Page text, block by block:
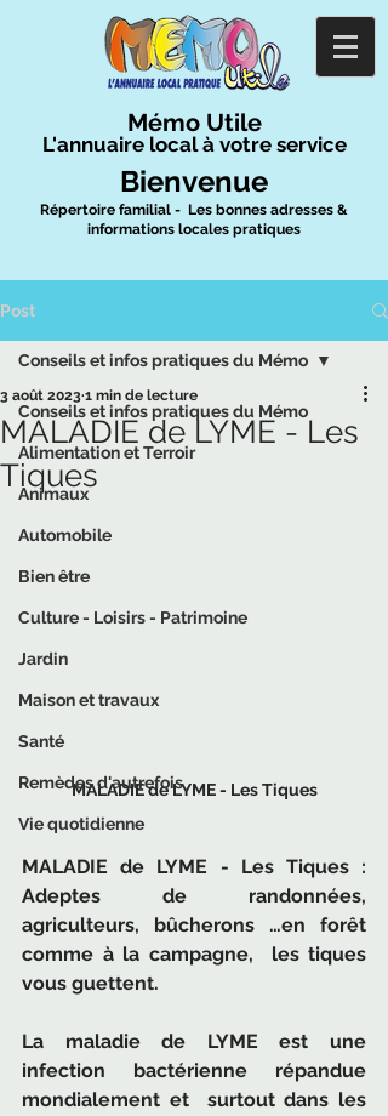
Mémo Utile
L'annuaire local à votre service
Bienvenue
Répertoire familial - Les bonnes adresses &
informations locales pratiques
Post
Conseils et infos pratiques du Mémo
Alimentation et Terroir
Animaux
Automobile
Bien être
Culture - Loisirs - Patrimoine
Jardin
Maison et travaux
Santé
Remèdes d'autrefois
Vie quotidienne
Conseils et infos pratiques du Mémo
MALADIE de LYME - Les
Tiques
3 août 2023 1 min de lecture
MALADIE de LYME - Les Tiques
MALADIE de LYME - Les Tiques :
Adeptes de randonnées,
agriculteurs, bûcherons …en forêt
comme à la campagne,  les tiques
vous guettent.
La maladie de LYME est une
infection bactérienne répandue
mondialement et  surtout dans les